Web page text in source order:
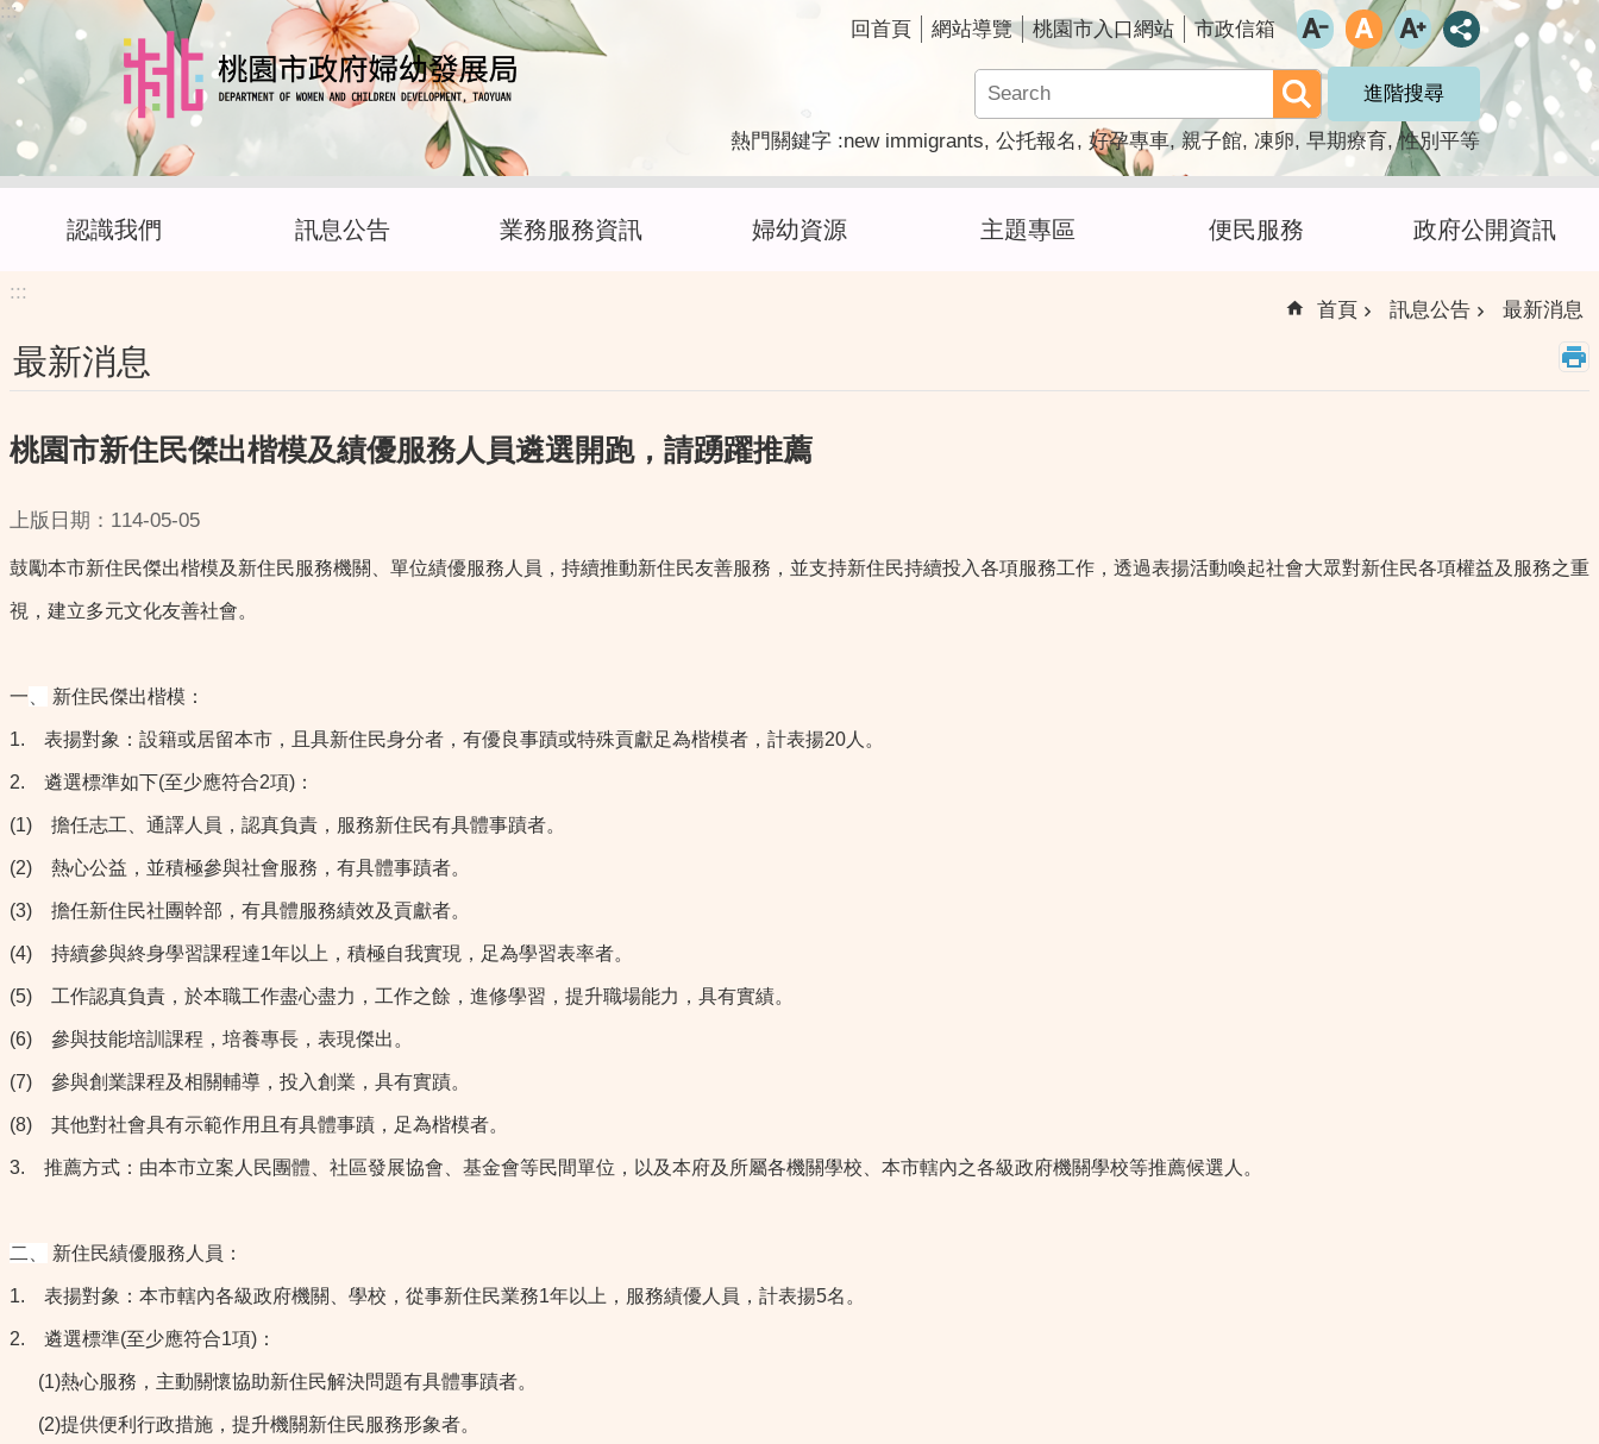
跳到主要內容區塊
:::
回首頁 網站導覽 桃園市入口網站 市政信箱
進階搜尋
熱門關鍵字 new immigrants 公托報名 好孕專車 親子館 凍卵 早期療育 性別平等
認識我們 訊息公告 業務服務資訊 婦幼資源 主題專區 便民服務 政府公開資訊
:::
首頁 訊息公告 最新消息
最新消息
桃園市新住民傑出楷模及績優服務人員遴選開跑，請踴躍推薦
上版日期：114-05-05
鼓勵本市新住民傑出楷模及新住民服務機關、單位績優服務人員，持續推動新住民友善服務，並支持新住民持續投入各項服務工作，透過表揚活動喚起社會大眾對新住民各項權益及服務之重
視，建立多元文化友善社會。
一、 新住民傑出楷模：
1. 表揚對象：設籍或居留本市，且具新住民身分者，有優良事蹟或特殊貢獻足為楷模者，計表揚20人。
2. 遴選標準如下(至少應符合2項)：
(1) 擔任志工、通譯人員，認真負責，服務新住民有具體事蹟者。
(2) 熱心公益，並積極參與社會服務，有具體事蹟者。
(3) 擔任新住民社團幹部，有具體服務績效及貢獻者。
(4) 持續參與終身學習課程達1年以上，積極自我實現，足為學習表率者。
(5) 工作認真負責，於本職工作盡心盡力，工作之餘，進修學習，提升職場能力，具有實績。
(6) 參與技能培訓課程，培養專長，表現傑出。
(7) 參與創業課程及相關輔導，投入創業，具有實蹟。
(8) 其他對社會具有示範作用且有具體事蹟，足為楷模者。
3. 推薦方式：由本市立案人民團體、社區發展協會、基金會等民間單位，以及本府及所屬各機關學校、本市轄內之各級政府機關學校等推薦候選人。
二、 新住民績優服務人員：
1. 表揚對象：本市轄內各級政府機關、學校，從事新住民業務1年以上，服務績優人員，計表揚5名。
2. 遴選標準(至少應符合1項)：
(1)熱心服務，主動關懷協助新住民解決問題有具體事蹟者。
(2)提供便利行政措施，提升機關新住民服務形象者。